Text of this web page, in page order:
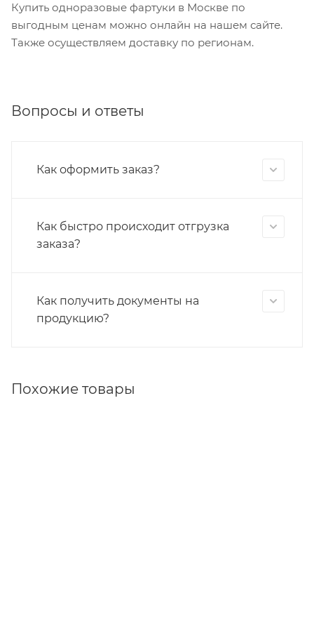
Купить одноразовые фартуки в Москве по
выгодным ценам можно онлайн на нашем сайте.
Также осуществляем доставку по регионам.
Вопросы и ответы
Как оформить заказ?
Как быстро происходит отгрузка
заказа?
Как получить документы на
продукцию?
Похожие товары